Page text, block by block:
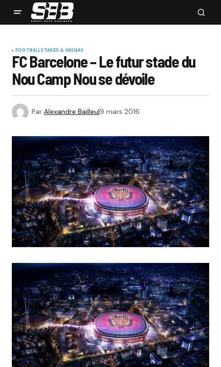
FOOTBALLSTADES & ARENAS
FC Barcelone – Le futur stade du
Nou Camp Nou se dévoile
Par Alexandre Bailleul9 mars 2016